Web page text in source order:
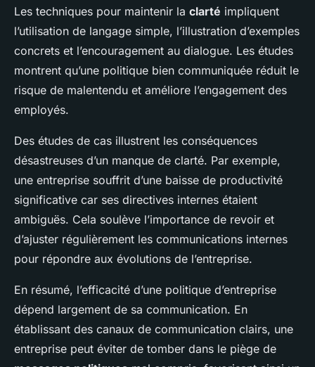
Les techniques pour maintenir la clarté impliquent
l’utilisation de langage simple, l’illustration d’exemples
concrets et l’encouragement au dialogue. Les études
montrent qu’une politique bien communiquée réduit le
risque de malentendu et améliore l’engagement des
employés.
Des études de cas illustrent les conséquences
désastreuses d’un manque de clarté. Par exemple,
une entreprise souffrit d’une baisse de productivité
significative car ses directives internes étaient
ambiguës. Cela soulève l’importance de revoir et
d’ajuster régulièrement les communications internes
pour répondre aux évolutions de l’entreprise.
En résumé, l’efficacité d’une politique d’entreprise
dépend largement de sa communication. En
établissant des canaux de communication clairs, une
entreprise peut éviter de tomber dans le piège de